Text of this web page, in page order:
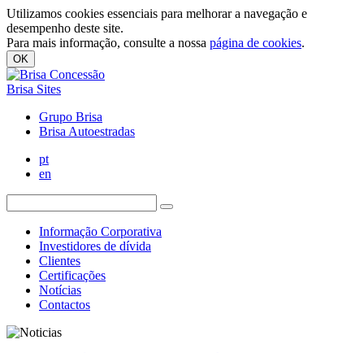
Utilizamos cookies essenciais para melhorar a navegação e
desempenho deste site.
Para mais informação, consulte a nossa página de cookies.
OK
Brisa Sites
Grupo Brisa
Brisa Autoestradas
pt
en
Informação Corporativa
Investidores de dívida
Clientes
Certificações
Notícias
Contactos